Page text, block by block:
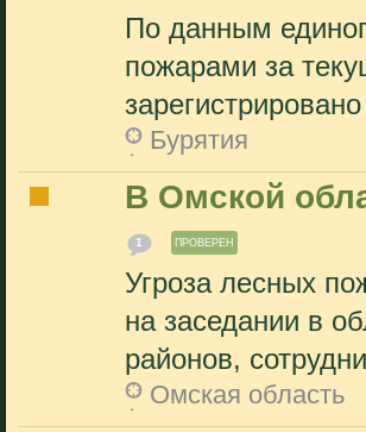
По данным
пожарами за
Бурятия
В Омской
1 ПРОВЕРЕН
Угроза лесных
на заседании в
районов,
Омская область